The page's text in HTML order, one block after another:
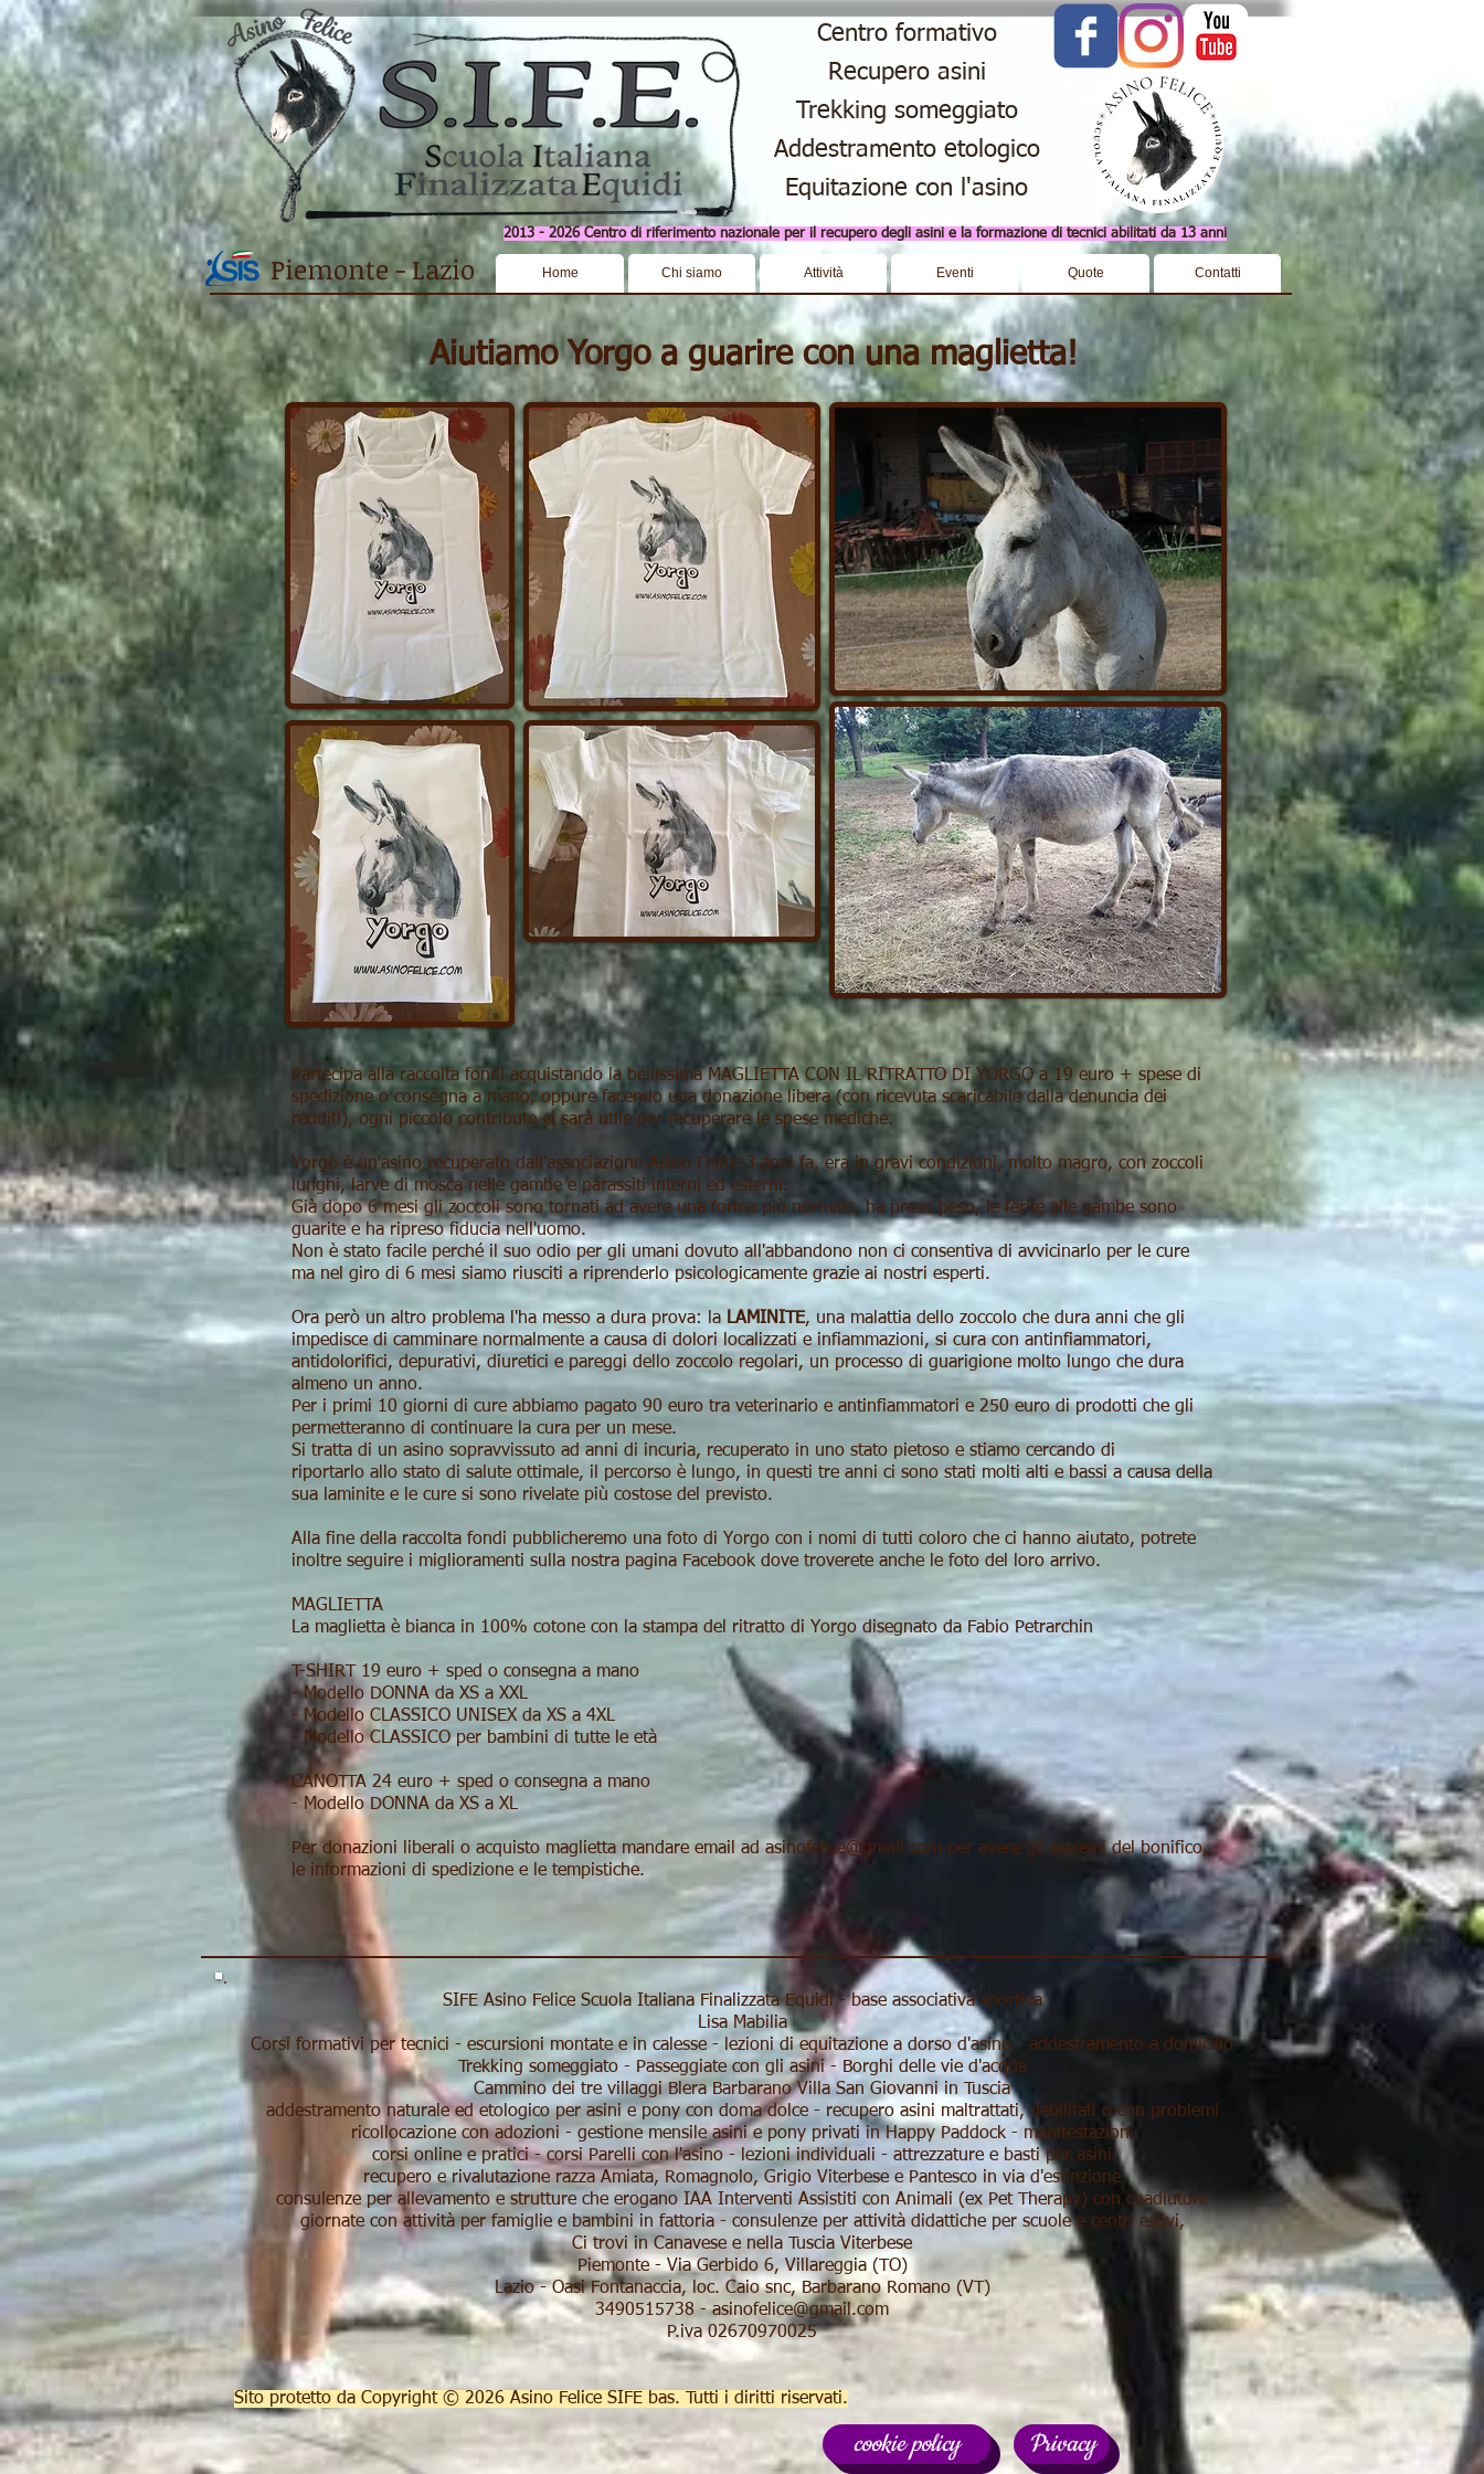
Centro formativo
Recupero asini
Trekking someggiato
Addestramento etologico
Equitazione con l'asino
2013 - 2026 Centro di riferimento nazionale per il recupero degli asini e la formazione di tecnici abilitati da 13 anni
Piemonte - Lazio Home Chi siamo Attività Eventi Quote Contatti
Aiutiamo Yorgo a guarire con una maglietta!
Partecipa alla raccolta fondi acquistando la bellissima MAGLIETTA CON IL RITRATTO DI YORGO a 19 euro + spese di
spedizione o consegna a mano, oppure facendo una donazione libera (con ricevuta scaricabile dalla denuncia dei
redditi), ogni piccolo contributo ci sarà utile per recuperare le spese mediche.
Yorgo è un'asino recuperato dall'associazione Asino Felice 3 anni fa, era in gravi condizioni, molto magro, con zoccoli
lunghi, larve di mosca nelle gambe e parassiti interni ed esterni.
Già dopo 6 mesi gli zoccoli sono tornati ad avere una forma più normale, ha preso peso, le ferite alle gambe sono
guarite e ha ripreso fiducia nell'uomo.
Non è stato facile perché il suo odio per gli umani dovuto all'abbandono non ci consentiva di avvicinarlo per le cure
ma nel giro di 6 mesi siamo riusciti a riprenderlo psicologicamente grazie ai nostri esperti.
Ora però un altro problema l'ha messo a dura prova: la LAMINITE, una malattia dello zoccolo che dura anni che gli
impedisce di camminare normalmente a causa di dolori localizzati e infiammazioni, si cura con antinfiammatori,
antidolorifici, depurativi, diuretici e pareggi dello zoccolo regolari, un processo di guarigione molto lungo che dura
almeno un anno.
Per i primi 10 giorni di cure abbiamo pagato 90 euro tra veterinario e antinfiammatori e 250 euro di prodotti che gli
permetteranno di continuare la cura per un mese.
Si tratta di un asino sopravvissuto ad anni di incuria, recuperato in uno stato pietoso e stiamo cercando di
riportarlo allo stato di salute ottimale, il percorso è lungo, in questi tre anni ci sono stati molti alti e bassi a causa della
sua laminite e le cure si sono rivelate più costose del previsto.
Alla fine della raccolta fondi pubblicheremo una foto di Yorgo con i nomi di tutti coloro che ci hanno aiutato, potrete
inoltre seguire i miglioramenti sulla nostra pagina Facebook dove troverete anche le foto del loro arrivo.
MAGLIETTA
La maglietta è bianca in 100% cotone con la stampa del ritratto di Yorgo disegnato da Fabio Petrarchin
T-SHIRT 19 euro + sped o consegna a mano
- Modello DONNA da XS a XXL
- Modello CLASSICO UNISEX da XS a 4XL
- Modello CLASSICO per bambini di tutte le età
CANOTTA 24 euro + sped o consegna a mano
- Modello DONNA da XS a XL
Per donazioni liberali o acquisto maglietta mandare email ad asinofelice@gmail.com per avere gli estremi del bonifico,
le informazioni di spedizione e le tempistiche.
SIFE Asino Felice Scuola Italiana Finalizzata Equidi - base associativa sportiva
Lisa Mabilia
Corsi formativi per tecnici - escursioni montate e in calesse - lezioni di equitazione a dorso d'asino - addestramento a domicilio
Trekking someggiato - Passeggiate con gli asini - Borghi delle vie d'acqua
Cammino dei tre villaggi Blera Barbarano Villa San Giovanni in Tuscia
addestramento naturale ed etologico per asini e pony con doma dolce - recupero asini maltrattati, debilitati o con problemi
ricollocazione con adozioni - gestione mensile asini e pony privati in Happy Paddock - manifestazioni
corsi online e pratici - corsi Parelli con l'asino - lezioni individuali - attrezzature e basti per asini
recupero e rivalutazione razza Amiata, Romagnolo, Grigio Viterbese e Pantesco in via d'estinzione
consulenze per allevamento e strutture che erogano IAA Interventi Assistiti con Animali (ex Pet Therapy) con coadiutore
giornate con attività per famiglie e bambini in fattoria - consulenze per attività didattiche per scuole e centri estivi,
Ci trovi in Canavese e nella Tuscia Viterbese
Piemonte - Via Gerbido 6, Villareggia (TO)
Lazio - Oasi Fontanaccia, loc. Caio snc, Barbarano Romano (VT)
3490515738 -asinofelice@gmail.com
P.iva 02670970025
Sito protetto da Copyright ​© 2026 Asino Felice SIFE bas. Tutti i diritti riservati.
cookie policy Privacy